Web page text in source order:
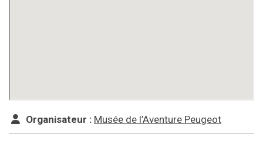
Organisateur : Musée de l’Aventure Peugeot